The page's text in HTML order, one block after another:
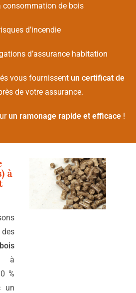
consommation de bois
d’incendie
d’assurance habitation
vous fournissent un certificat de
de votre assurance.
un ramonage rapide et efficace !
à
%
un